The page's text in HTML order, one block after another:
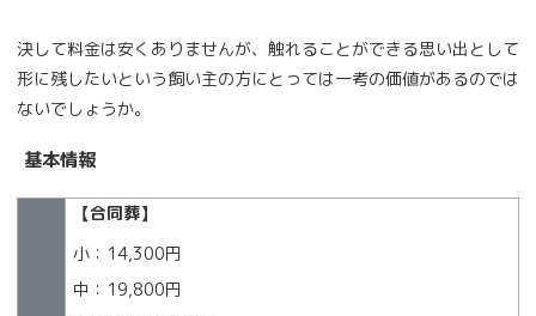
決して料金は安くありませんが、触れることができる思い出として
形に残したいという飼い主の方にとっては一考の価値があるのでは
ないでしょうか。
基本情報
【合同葬】
小：14,300円
中：19,800円